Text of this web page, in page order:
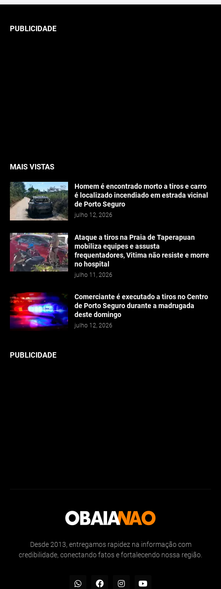
PUBLICIDADE
MAIS VISTAS
Homem é encontrado morto a tiros e carro
é localizado incendiado em estrada vicinal
de Porto Seguro
julho 12, 2026
Ataque a tiros na Praia de Taperapuan
mobiliza equipes e assusta
frequentadores, Vitima não resiste e morre
no hospital
julho 11, 2026
Comerciante é executado a tiros no Centro
de Porto Seguro durante a madrugada
deste domingo
julho 12, 2026
PUBLICIDADE
Desde 2013, entregamos rapidez na informação com
credibilidade, conectando fatos e fortalecendo nossa região.